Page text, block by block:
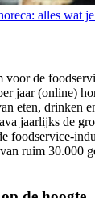
alles wat
voor de
jaar (online)
eten, drinken
jaarlijks de
foodservice-
ruim 30.000